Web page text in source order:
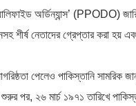
অর্ডিন্যান্স’ (PPODO)
শীর্ষ নেতাদের গ্রেপ্তার করা হয়
পেলেও পাকিস্তানি সামরিক
পর, ২৬ মার্চ ১৯৭১ তারিখে